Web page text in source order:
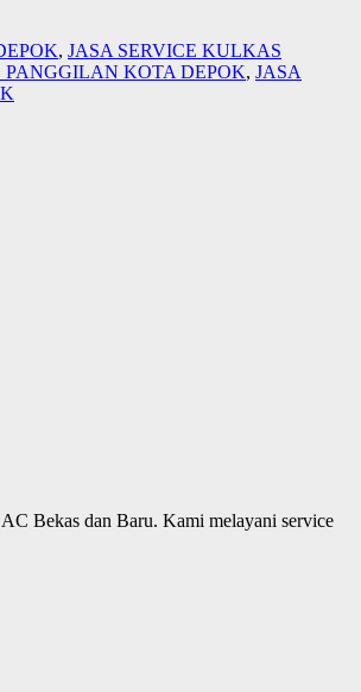
, JASA SERVICE KULKAS
KOTA DEPOK, JASA
Bekas dan Baru. Kami melayani service